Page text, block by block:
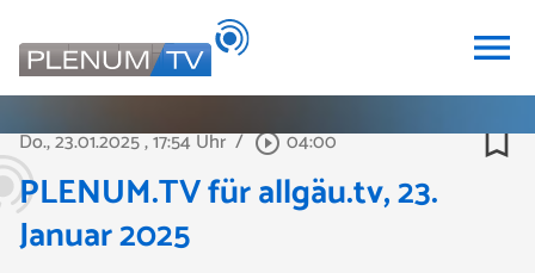
menu
Do., 23.01.2025, 17:54 Uhr / play_circle_outline04:00 bookmark_border
PLENUM.TV für allgäu.tv, 23.
Januar 2025